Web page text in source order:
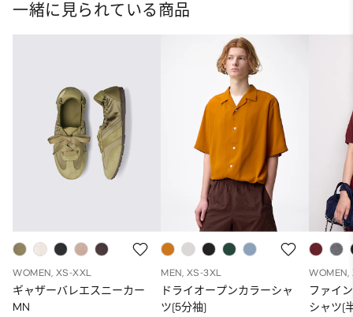
一緒に見られている商品
WOMEN, XS-XXL
ギャザーバレエスニーカー
MN
MEN, XS-3XL
ドライオープンカラーシャ
ツ(5分袖)
WOMEN,
ファイ
シャツ(